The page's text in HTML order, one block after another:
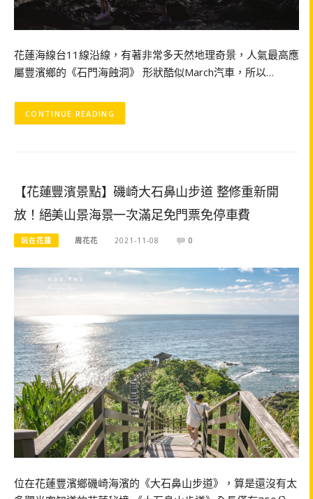
花蓮海線台11線沿線，有著非常多天然地理奇景，人氣最高應
屬豐濱鄉的《石門海蝕洞》 形狀酷似March汽車，所以…
CONTINUE READING
【花蓮豐濱景點】磯崎大石鼻山步道 整修重新開
放！絕美山景海景一次滿足免門票免停車費
玩在花蓮 周花花 2021-11-08 0
位在花蓮豐濱鄉磯崎海濱的《大石鼻山步道》，算是還沒有太